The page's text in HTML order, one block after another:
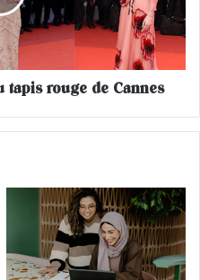
rouge de Cannes